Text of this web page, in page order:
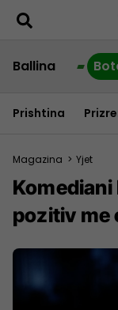
Ballina
Prishtina
Magazina > Yjet
pozitiv me